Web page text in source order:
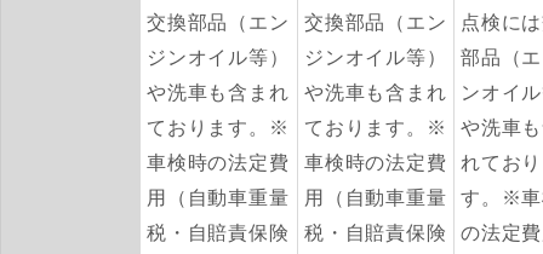
交換部品（エン
ジンオイル等）
や洗車も含まれ
ております。※
車検時の法定費
用（自動車重量
税・自賠責保険
交換部品（エン
ジンオイル等）
や洗車も含まれ
ております。※
車検時の法定費
用（自動車重量
税・自賠責保険
点検に
部品（
ンオイ
や洗車
れてお
す。※車
の法定